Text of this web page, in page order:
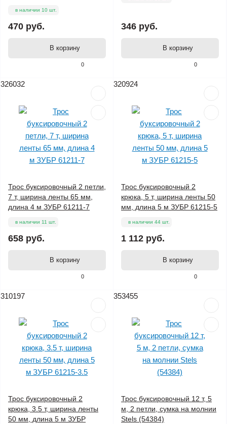
0
в наличии 10 шт.
470 руб.
В корзину
0
346 руб.
В корзину
326032
0
Трос буксировочный 2 петли,
7 т, ширина ленты 65 мм,
длина 4 м ЗУБР 61211-7
в наличии 11 шт.
658 руб.
В корзину
320924
0
Трос буксировочный 2
крюка, 5 т, ширина ленты 50
мм, длина 5 м ЗУБР 61215-5
в наличии 44 шт.
1 112 руб.
В корзину
310197
Трос буксировочный 2
крюка, 3.5 т, ширина ленты
50 мм, длина 5 м ЗУБР
353455
Трос буксировочный 12 т, 5
м, 2 петли, сумка на молнии
Stels (54384)